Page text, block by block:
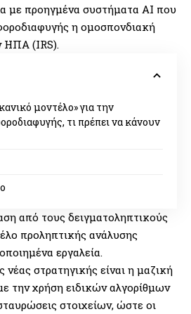
με προηγμένα συστήματα AI που
η ομοσπονδιακή
ΗΠΑ (IRS).
μοντέλο» για την
τι πρέπει να κάνουν
από τους δειγματοληπτικούς
προληπτικής ανάλυσης
εργαλεία.
νέας στρατηγικής είναι η μαζική
την χρήση ειδικών αλγορίθμων
στοιχείων, ώστε οι